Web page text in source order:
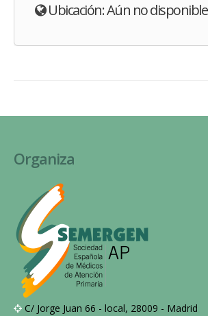
Ubicación: Aún no disponible
Organiza
C/ Jorge Juan 66 - local, 28009 - Madrid